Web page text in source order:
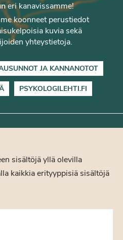
eri kanavissamme!
koonneet perustiedot
kuvia sekä
yhteystietoja.
JA KANNANOTOT
PSYKOLOGILEHTI.FI
sisältöjä yllä olevilla
kaikkia erityyppisiä sisältöjä